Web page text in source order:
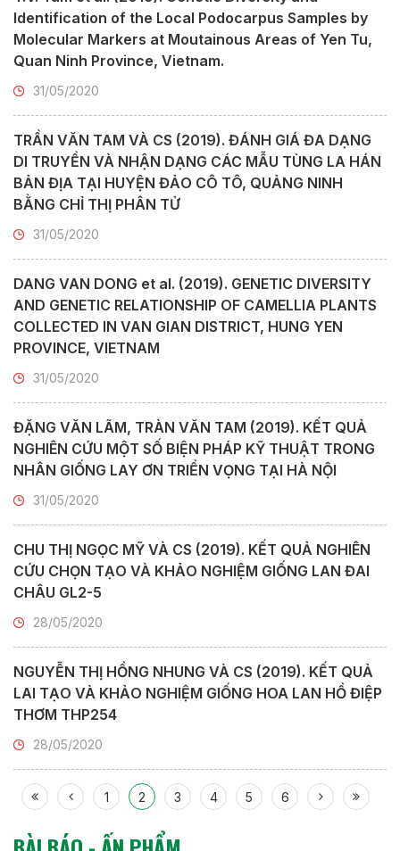
Identification of the Local Podocarpus Samples by
Molecular Markers at Moutainous Areas of Yen Tu,
Quan Ninh Province, Vietnam.
31/05/2020
TRẦN VĂN TAM VÀ CS (2019). ĐÁNH GIÁ ĐA DẠNG
DI TRUYỀN VÀ NHẬN DẠNG CÁC MẪU TÙNG LA HÁN
BẢN ĐỊA TẠI HUYỆN ĐẢO CÔ TÔ, QUẢNG NINH
BẰNG CHỈ THỊ PHÂN TỬ
31/05/2020
DANG VAN DONG et al. (2019). GENETIC DIVERSITY
AND GENETIC RELATIONSHIP OF CAMELLIA PLANTS
COLLECTED IN VAN GIAN DISTRICT, HUNG YEN
PROVINCE, VIETNAM
31/05/2020
ĐẶNG VĂN LÃM, TRÀN VĂN TAM (2019). KẾT QUẢ
NGHIÊN CỨU MỘT SỐ BIỆN PHÁP KỸ THUẬT TRONG
NHÂN GIỐNG LAY ƠN TRIỂN VỌNG TẠI HÀ NỘI
31/05/2020
CHU THỊ NGỌC MỸ VÀ CS (2019). KẾT QUẢ NGHIÊN
CỨU CHỌN TẠO VÀ KHẢO NGHIỆM GIỐNG LAN ĐAI
CHÂU GL2-5
28/05/2020
NGUYỄN THỊ HỒNG NHUNG VÀ CS (2019). KẾT QUẢ
LAI TẠO VÀ KHẢO NGHIỆM GIỐNG HOA LAN HỒ ĐIỆP
THƠM THP254
28/05/2020
1 2 3 4 5 6